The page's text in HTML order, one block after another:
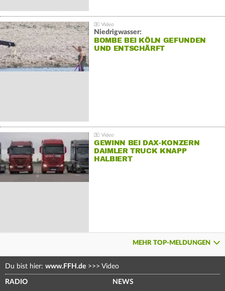
Niedrigwasser:
BOMBE BEI KÖLN GEFUNDEN
UND ENTSCHÄRFT
GEWINN BEI DAX-KONZERN
DAIMLER TRUCK KNAPP
HALBIERT
MEHR TOP-MELDUNGEN
Du bist hier: www.FFH.de >>> Video
RADIO NEWS